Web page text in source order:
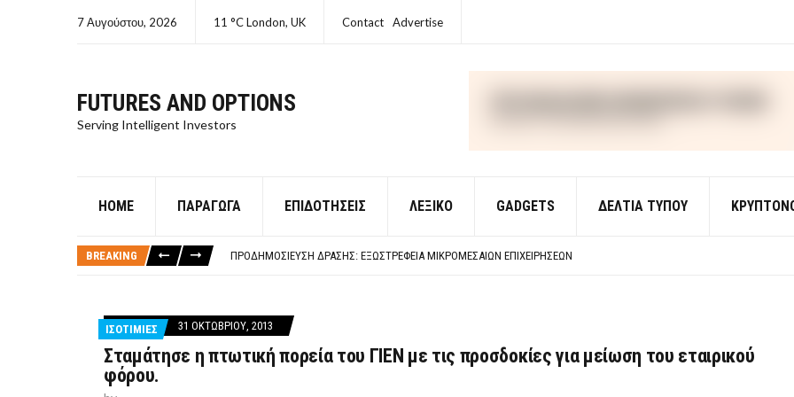
7 Αυγούστου, 2026 11 °C London, UK Contact Advertise
FUTURES AND OPTIONS
Serving Intelligent Investors
HOME ΠΑΡΆΓΩΓΑ ΕΠΙΔΟΤΉΣΕΙΣ ΛΕΞΙΚΌ GADGETS ΔΕΛΤΙΑ ΤΥΠΟΥ
BREAKING
ΠΡΟΔΗΜΟΣΊΕΥΣΗ ΔΡΆΣΗΣ: ΕΞΩΣΤΡΈΦΕΙΑ ΜΙΚΡΟΜΕΣΑΊΩΝ ΕΠΙΧΕΙΡΉΣΕΩΝ
ΤΑΜΕΊΟ ΜΙΚΡΟΠΙΣΤΏΣΕΩΝ ΣΥΧΝΈΣ ΕΡΩΤΉΣΕΙΣ ΑΠΑΝΤΉΣΕΙΣ
ΙΣΟΤΙΜΙΕΣ 31 ΟΚΤΩΒΡΊΟΥ, 2013
Σταμάτησε η πτωτική πορεία του ΓΙΕΝ με τις προσδοκίες για μείωση του εταιρικού
φόρου.